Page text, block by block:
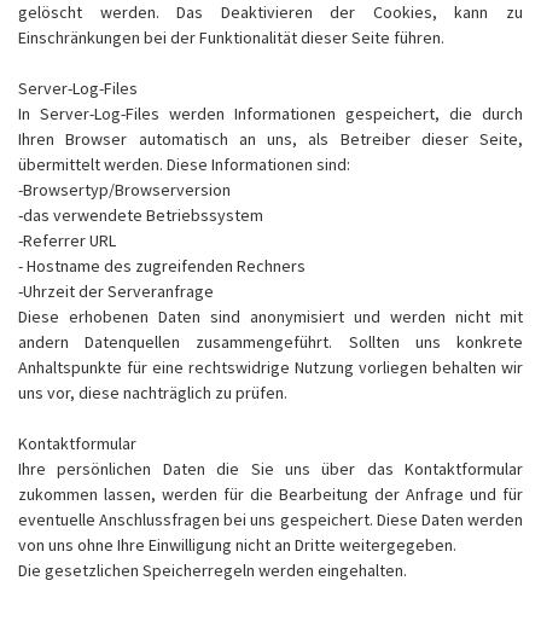
gelöscht werden. Das Deaktivieren der Cookies, kann zu
Einschränkungen bei der Funktionalität dieser Seite führen.
Server-Log-Files
In Server-Log-Files werden Informationen gespeichert, die durch
Ihren Browser automatisch an uns, als Betreiber dieser Seite,
übermittelt werden. Diese Informationen sind:
-Browsertyp/Browserversion
-das verwendete Betriebssystem
-Referrer URL
- Hostname des zugreifenden Rechners
-Uhrzeit der Serveranfrage
Diese erhobenen Daten sind anonymisiert und werden nicht mit
andern Datenquellen zusammengeführt. Sollten uns konkrete
Anhaltspunkte für eine rechtswidrige Nutzung vorliegen behalten wir
uns vor, diese nachträglich zu prüfen.
Kontaktformular
Ihre persönlichen Daten die Sie uns über das Kontaktformular
zukommen lassen, werden für die Bearbeitung der Anfrage und für
eventuelle Anschlussfragen bei uns gespeichert. Diese Daten werden
von uns ohne Ihre Einwilligung nicht an Dritte weitergegeben.
Die gesetzlichen Speicherregeln werden eingehalten.